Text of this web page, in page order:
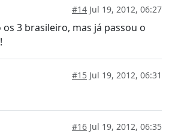
#14 Jul 19, 2012, 06:27
3 brasileiro, mas já passou o
#15 Jul 19, 2012, 06:31
#16 Jul 19, 2012, 06:35